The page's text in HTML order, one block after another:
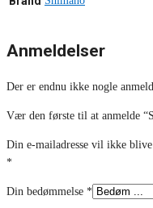
Anmeldelser
Der er endnu ikke nogle
Vær den første til at anmelde
Din e-mailadresse vil ikke
*
Din bedømmelse *